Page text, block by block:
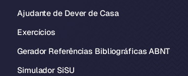
Ajudante de Dever de Casa
Exercícios
Gerador Referências Bibliográficas ABNT
Simulador SiSU